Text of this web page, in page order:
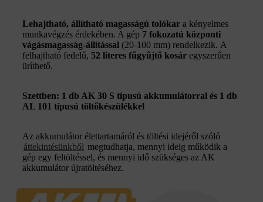
Lehajtható, állítható magasságú tolókar a kényelmes
munkavégzés érdekében. A gép 7 fokozatú központi
vágásmagasság-állítással (20-100 mm) rendelkezik. A
felhajtható fedelű, 52 literes fűgyűjtő kosár egyszerűen
üríthető.
Szettben: 1 db AK 30 S típusú akkumulátorral és 1 db
AL 101 típusú töltőkészülékkel
Az akkumulátor élettartamáról és töltési idejéről szóló
áttekintésünkből megtudhatja, mennyi ideig működik a
gép egy feltöltéssel, és mennyi idő szükséges az AK
akkumulátor újratöltéséhez.